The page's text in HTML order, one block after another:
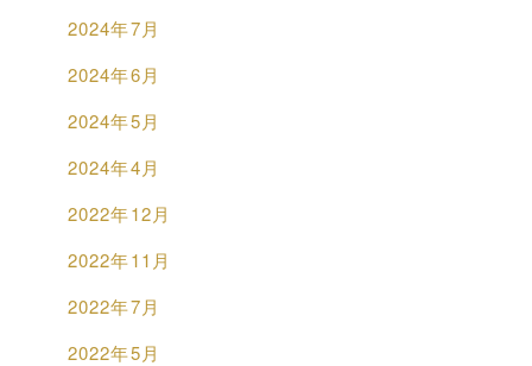
2024年7月
2024年6月
2024年5月
2024年4月
2022年12月
2022年11月
2022年7月
2022年5月